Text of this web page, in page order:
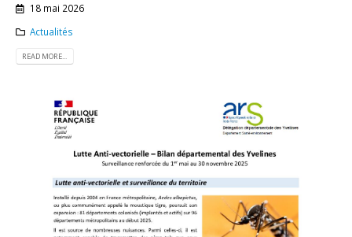
18 mai 2026
Actualités
READ MORE...